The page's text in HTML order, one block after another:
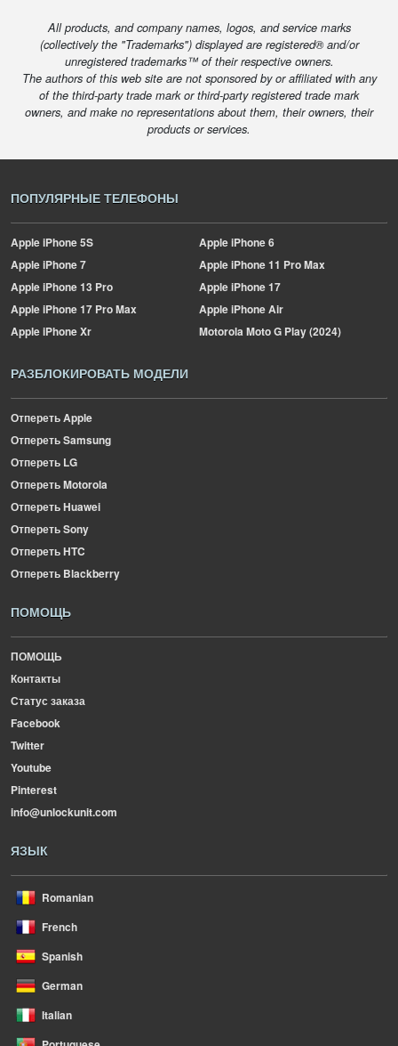
All products, and company names, logos, and service marks
(collectively the "Trademarks") displayed are registered® and/or
unregistered trademarks™ of their respective owners.
The authors of this web site are not sponsored by or affiliated with any
of the third-party trade mark or third-party registered trade mark
owners, and make no representations about them, their owners, their
products or services.
ПОПУЛЯРНЫЕ ТЕЛЕФОНЫ
AppleiPhone 5S AppleiPhone 6
AppleiPhone 7 AppleiPhone 11 Pro Max
AppleiPhone 13 Pro AppleiPhone 17
AppleiPhone 17 Pro Max AppleiPhone Air
AppleiPhone Xr MotorolaMoto G Play (2024)
РАЗБЛОКИРОВАТЬ МОДЕЛИ
Отпереть Apple
Отпереть Samsung
Отпереть LG
Отпереть Motorola
Отпереть Huawei
Отпереть Sony
Отпереть HTC
Отпереть Blackberry
ПОМОЩЬ
ПОМОЩЬ
Контакты
Статус заказа
Facebook
Twitter
Youtube
Pinterest
info@unlockunit.com
ЯЗЫК
Romanian
French
Spanish
German
Italian